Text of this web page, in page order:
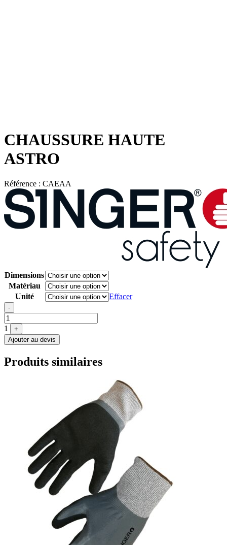
CHAUSSURE HAUTE
ASTRO
Référence : CAEAA
Dimensions
Matériau
Unité
Effacer
Quantité
-
1
+
Ajouter au devis
Produits similaires